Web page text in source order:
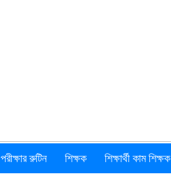
পরীক্ষার রুটিন শিক্ষক শিক্ষার্থী কাম শিক্ষক